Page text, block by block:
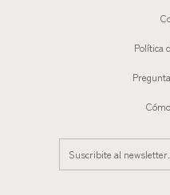
Política